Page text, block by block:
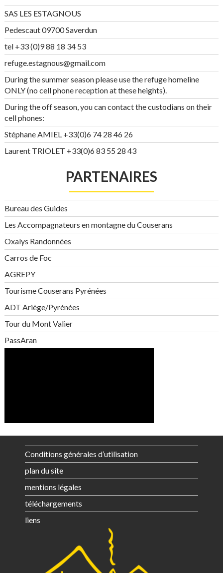
SAS LES ESTAGNOUS
Pedescaut 09700 Saverdun
tel +33 (0)9 88 18 34 53
refuge.estagnous@gmail.com
During the summer season please use the refuge homeline
ONLY (no cell phone reception at these heights).
During the off season, you can contact the custodians on their
cell phones:
Stéphane AMIEL +33(0)6 74 28 46 26
Laurent TRIOLET +33(0)6 83 55 28 43
PARTENAIRES
Bureau des Guides
Les Accompagnateurs en montagne du Couserans
Oxalys Randonnées
Carros de Foc
AGREPY
Tourisme Couserans Pyrénées
ADT Ariège/Pyrénées
Tour du Mont Valier
PassAran
Conditions générales d’utilisation
plan du site
mentions légales
téléchargements
liens